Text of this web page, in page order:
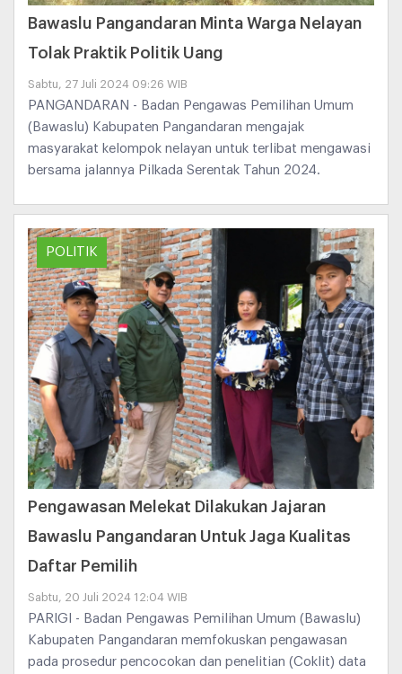
Bawaslu Pangandaran Minta Warga Nelayan
Tolak Praktik Politik Uang
Sabtu, 27 Juli 2024 09:26 WIB
PANGANDARAN - Badan Pengawas Pemilihan Umum
(Bawaslu) Kabupaten Pangandaran mengajak
masyarakat kelompok nelayan untuk terlibat mengawasi
bersama jalannya Pilkada Serentak Tahun 2024.
POLITIK
Pengawasan Melekat Dilakukan Jajaran
Bawaslu Pangandaran Untuk Jaga Kualitas
Daftar Pemilih
Sabtu, 20 Juli 2024 12:04 WIB
PARIGI - Badan Pengawas Pemilihan Umum (Bawaslu)
Kabupaten Pangandaran memfokuskan pengawasan
pada prosedur pencocokan dan penelitian (Coklit) data